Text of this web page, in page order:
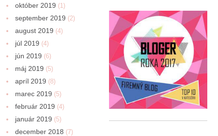
október 2019 (1)
september 2019 (2)
august 2019 (4)
júl 2019 (4)
jún 2019 (6)
máj 2019 (5)
apríl 2019 (8)
marec 2019 (5)
február 2019 (4)
január 2019 (5)
december 2018 (7)